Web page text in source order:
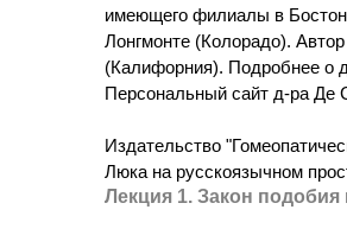
имеющего филиалы в
Лонгмонте (Колорадо).
(Калифорния). Подробнее о
Персональный сайт д-ра Де
Издательство
Люка на русскоязычном
Лекция 1. Закон